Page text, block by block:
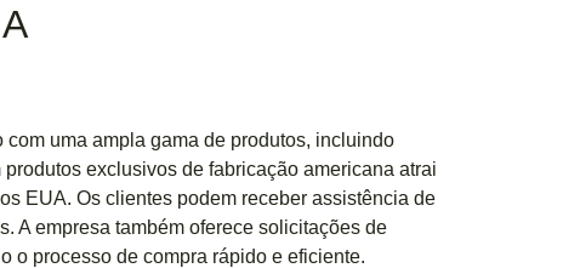
uma ampla gama de produtos, incluindo
exclusivos de fabricação americana atrai
EUA. Os clientes podem receber assistência de
A empresa também oferece solicitações de
o processo de compra rápido e eficiente.